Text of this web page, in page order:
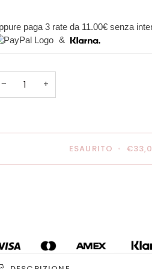
paga 3 rate da 11.00€senza
&
− +
ESAURITO •